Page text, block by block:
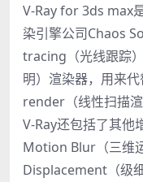
V-Ray for 3ds max
染引擎公司Chaos
tracing（光线跟踪
明）渲染器，用来
render（线性扫描渲
V-Ray还包括了其他
Motion Blur（三维
Displacement（级